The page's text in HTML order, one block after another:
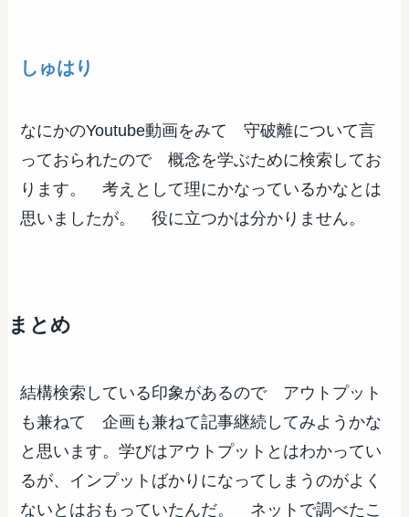
しゅはり
なにかのYoutube動画をみて 守破離について言
っておられたので 概念を学ぶために検索してお
ります。 考えとして理にかなっているかなとは
思いましたが。 役に立つかは分かりません。
まとめ
結構検索している印象があるので アウトプット
も兼ねて 企画も兼ねて記事継続してみようかな
と思います。学びはアウトプットとはわかってい
るが、インプットばかりになってしまうのがよく
ないとはおもっていたんだ。 ネットで調べたこ